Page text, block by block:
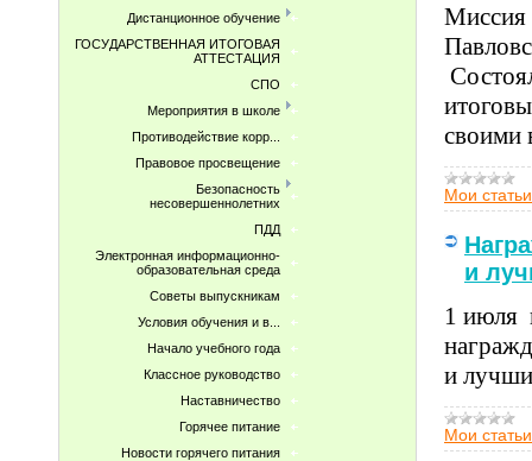
Дистанционное обучение
ГОСУДАРСТВЕННАЯ ИТОГОВАЯ
АТТЕСТАЦИЯ
СПО
Мероприятия в школе
Противодействие корр...
Правовое просвещение
Безопасность
несовершеннолетних
ПДД
Электронная информационно-
образовательная среда
Советы выпускникам
Условия обучения и в...
Начало учебного года
Классное руководство
Наставничество
Горячее питание
Новости горячего питания
Миссия
своими
Мои статьи
и
1 июля
и
Мои статьи